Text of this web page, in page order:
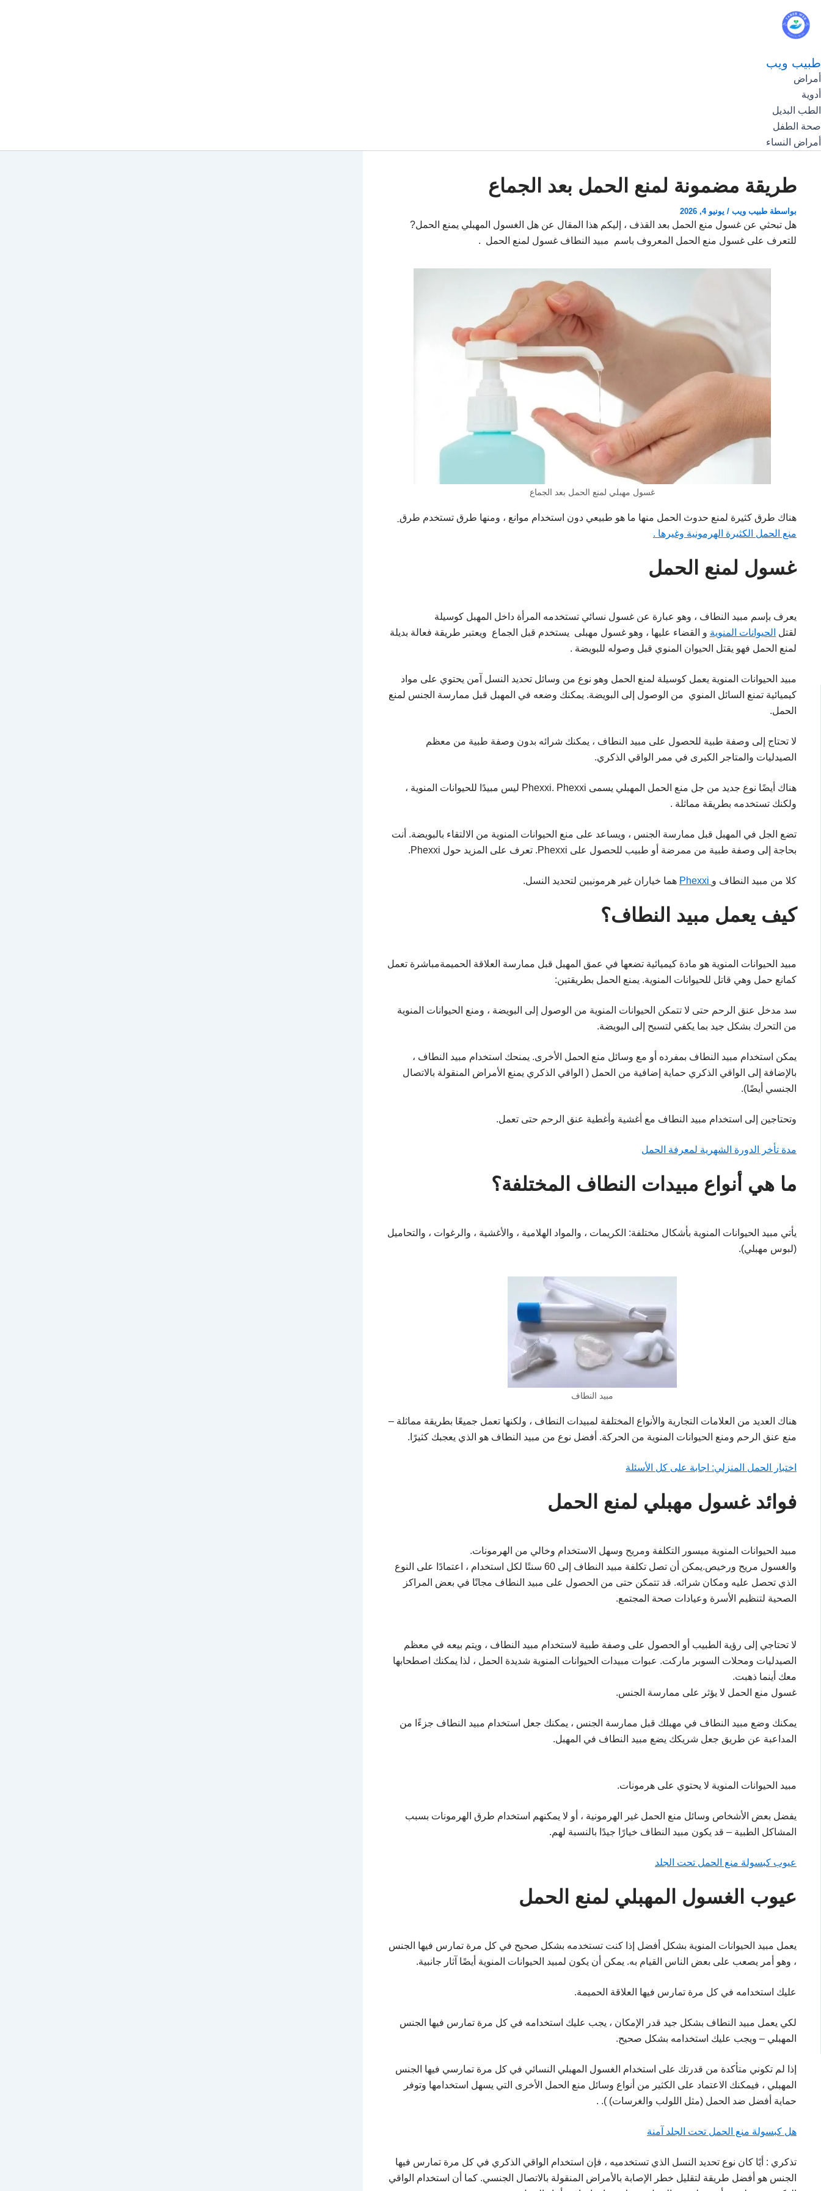
طبيب ويب
أمراض
أدوية
الطب البديل
صحة الطفل
أمراض النساء
طريقة مضمونة لمنع الحمل بعد الجماع
بواسطة طبيب ويب / يونيو 4, 2026
هل تبحثي عن غسول منع الحمل بعد القذف ، إليكم هذا المقال عن هل الغسول المهبلي يمنع الحمل?
للتعرف على غسول منع الحمل المعروف باسم مبيد النطاف غسول لمنع الحمل .
غسول مهبلي لمنع الحمل بعد الجماع
هناك طرق كثيرة لمنع حدوث الحمل منها ما هو طبيعي دون استخدام موانع ، ومنها طرق تستخدم طرق
منع الحمل الكثيرة الهرمونية وغيرها .
غسول لمنع الحمل
يعرف بإسم مبيد النطاف ، وهو عبارة عن غسول نسائي تستخدمه المرأة داخل المهبل كوسيلة
لقتل الحيوانات المنوية و القضاء عليها ، وهو غسول مهبلى يستخدم قبل الجماع ويعتبر طريقة فعالة بديلة
لمنع الحمل فهو يقتل الحيوان المنوي قبل وصوله للبويضة .
مبيد الحيوانات المنوية يعمل كوسيلة لمنع الحمل وهو نوع من وسائل تحديد النسل آمن يحتوي على مواد
كيميائية تمنع السائل المنوي من الوصول إلى البويضة. يمكنك وضعه في المهبل قبل ممارسة الجنس لمنع
الحمل.
لا تحتاج إلى وصفة طبية للحصول على مبيد النطاف ، يمكنك شرائه بدون وصفة طبية من معظم
الصيدليات والمتاجر الكبرى في ممر الواقي الذكري.
هناك أيضًا نوع جديد من جل منع الحمل المهبلي يسمى Phexxi. Phexxi ليس مبيدًا للحيوانات المنوية ،
ولكنك تستخدمه بطريقة مماثلة .
تضع الجل في المهبل قبل ممارسة الجنس ، ويساعد على منع الحيوانات المنوية من الالتقاء بالبويضة. أنت
بحاجة إلى وصفة طبية من ممرضة أو طبيب للحصول على Phexxi. تعرف على المزيد حول Phexxi.
كلا من مبيد النطاف و هما خياران غير هرمونيين لتحديد النسل.
كيف يعمل مبيد النطاف؟
مبيد الحيوانات المنوية هو مادة كيميائية تضعها في عمق المهبل قبل ممارسة العلاقة الحميمةمباشرة تعمل
كمانع حمل وهي قاتل للحيوانات المنوية. يمنع الحمل بطريقتين:
سد مدخل عنق الرحم حتى لا تتمكن الحيوانات المنوية من الوصول إلى البويضة ، ومنع الحيوانات المنوية
من التحرك بشكل جيد بما يكفي لتسبح إلى البويضة.
يمكن استخدام مبيد النطاف بمفرده أو مع وسائل منع الحمل الأخرى. يمنحك استخدام مبيد النطاف ،
بالإضافة إلى الواقي الذكري حماية إضافية من الحمل ( الواقي الذكري يمنع الأمراض المنقولة بالاتصال
الجنسي أيضًا).
وتحتاجين إلى استخدام مبيد النطاف مع أغشية وأغطية عنق الرحم حتى تعمل.
مدة تأخر الدورة الشهرية لمعرفة الحمل
ما هي أنواع مبيدات النطاف المختلفة؟
يأتي مبيد الحيوانات المنوية بأشكال مختلفة: الكريمات ، والمواد الهلامية ، والأغشية ، والرغوات ، والتحاميل
(لبوس مهبلي).
مبيد النطاف
هناك العديد من العلامات التجارية والأنواع المختلفة لمبيدات النطاف ، ولكنها تعمل جميعًا بطريقة مماثلة –
منع عنق الرحم ومنع الحيوانات المنوية من الحركة. أفضل نوع من مبيد النطاف هو الذي يعجبك كثيرًا.
اختبار الحمل المنزلي: اجابة على كل الأسئلة
فوائد غسول مهبلي لمنع الحمل
مبيد الحيوانات المنوية ميسور التكلفة ومريح وسهل الاستخدام وخالي من الهرمونات.
والغسول مريح ورخيص.يمكن أن تصل تكلفة مبيد النطاف إلى 60 سنتًا لكل استخدام ، اعتمادًا على النوع
الذي تحصل عليه ومكان شرائه. قد تتمكن حتى من الحصول على مبيد النطاف مجانًا في بعض المراكز
الصحية لتنظيم الأسرة وعيادات صحة المجتمع.
لا تحتاجي إلى رؤية الطبيب أو الحصول على وصفة طبية لاستخدام مبيد النطاف ، ويتم بيعه في معظم
الصيدليات ومحلات السوبر ماركت. عبوات مبيدات الحيوانات المنوية شديدة الحمل ، لذا يمكنك اصطحابها
معك أينما ذهبت.
غسول منع الحمل لا يؤثر على ممارسة الجنس.
يمكنك وضع مبيد النطاف في مهبلك قبل ممارسة الجنس ، يمكنك جعل استخدام مبيد النطاف جزءًا من
المداعبة عن طريق جعل شريكك يضع مبيد النطاف في المهبل.
مبيد الحيوانات المنوية لا يحتوي على هرمونات.
يفضل بعض الأشخاص وسائل منع الحمل غير الهرمونية ، أو لا يمكنهم استخدام طرق الهرمونات بسبب
المشاكل الطبية – قد يكون مبيد النطاف خيارًا جيدًا بالنسبة لهم.
عيوب كبسولة منع الحمل تحت الجلد
عيوب الغسول المهبلي لمنع الحمل
يعمل مبيد الحيوانات المنوية بشكل أفضل إذا كنت تستخدمه بشكل صحيح في كل مرة تمارس فيها الجنس
، وهو أمر يصعب على بعض الناس القيام به. يمكن أن يكون لمبيد الحيوانات المنوية أيضًا آثار جانبية.
عليك استخدامه في كل مرة تمارس فيها العلاقة الحميمة.
لكي يعمل مبيد النطاف بشكل جيد قدر الإمكان ، يجب عليك استخدامه في كل مرة تمارس فيها الجنس
المهبلي – ويجب عليك استخدامه بشكل صحيح.
إذا لم تكوني متأكدة من قدرتك على استخدام الغسول المهبلي النسائي في كل مرة تمارسي فيها الجنس
المهبلي ، فيمكنك الاعتماد على الكثير من أنواع وسائل منع الحمل الأخرى التي يسهل استخدامها وتوفر
حماية أفضل ضد الحمل (مثل اللولب والغرسات) ). .
هل كبسولة منع الحمل تحت الجلد آمنة
تذكري : أيًا كان نوع تحديد النسل الذي تستخدميه ، فإن استخدام الواقي الذكري في كل مرة تمارس فيها
الجنس هو أفضل طريقة لتقليل خطر الإصابة بالأمراض المنقولة بالاتصال الجنسي. كما أن استخدام الواقي